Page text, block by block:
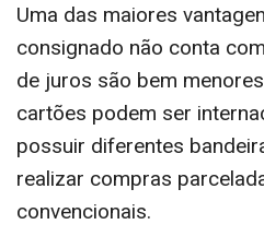
Uma das maiores
consignado não conta
de juros são bem
cartões podem ser
possuir diferentes
realizar compras
convencionais.